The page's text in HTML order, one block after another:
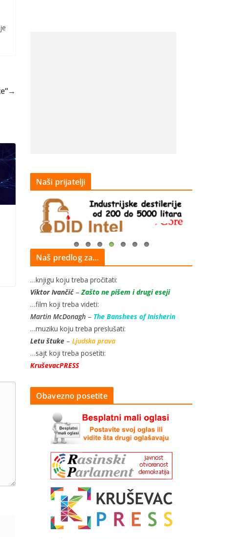
→
Naši prijatelji
Naš predlog za…
…knjigu koju treba pročitati:
Viktor Ivančić– Zašto ne pišem i drugi eseji
…film koji treba videti:
Martin McDonagh – The Banshees of Inisherin
…muziku koju treba preslušati:
Letu štuke – Ljudska prava
…sajt koji treba posetiti:
KruševacPRESS
Obavezno posetite